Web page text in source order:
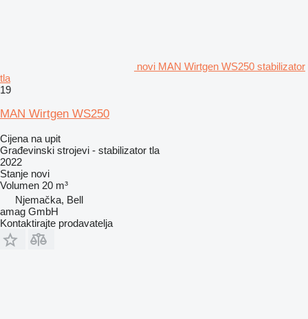
novi MAN Wirtgen WS250 stabilizator
tla
19
MAN Wirtgen WS250
Cijena na upit
Građevinski strojevi - stabilizator tla
2022
Stanje novi
Volumen 20 m³
Njemačka, Bell
amag GmbH
Kontaktirajte prodavatelja